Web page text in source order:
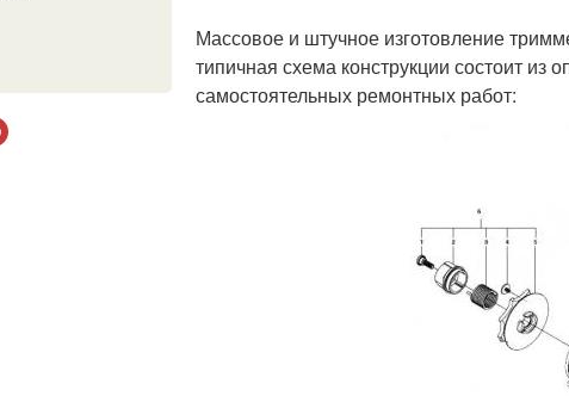
Массовое и штучное изготовление
типичная схема конструкции состоит
самостоятельных ремонтных работ: